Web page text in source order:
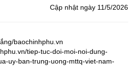
Cập nhật ngày 11/5/2026
baochinhphu.vn
tiep-tuc-doi-moi-noi-dung-
uy-ban-trung-uong-mttq-viet-nam-